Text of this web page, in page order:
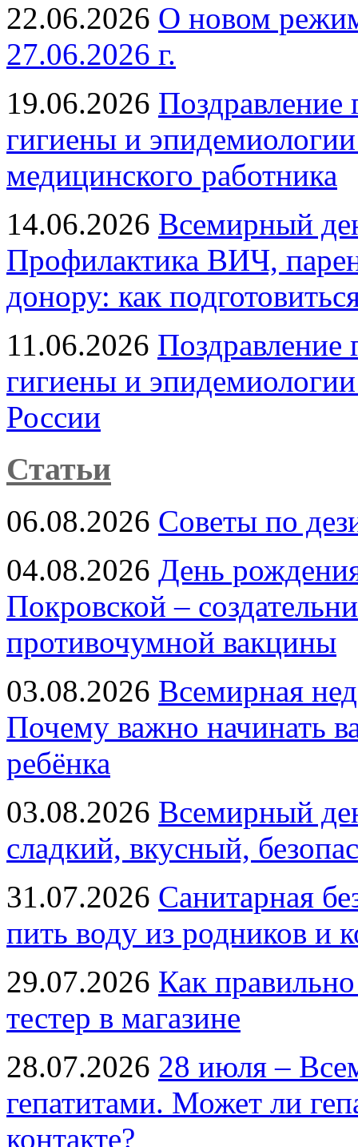
22.06.2026 О новом
27.06.2026 г.
19.06.2026 Поздравление
гигиены и
медицинского работника
14.06.2026 Всемирный
Профилактика ВИЧ,
донору: как
11.06.2026 Поздравление
гигиены и
России
Статьи
06.08.2026 Советы по
04.08.2026 День
Покровской –
противочумной вакцины
03.08.2026 Всемирная
Почему важно начинать
ребёнка
03.08.2026 Всемирный
сладкий, вкусный,
31.07.2026 Санитарная
пить воду из родников и
29.07.2026 Как
тестер в магазине
28.07.2026 28 июля –
гепатитами. Может ли
контакте?